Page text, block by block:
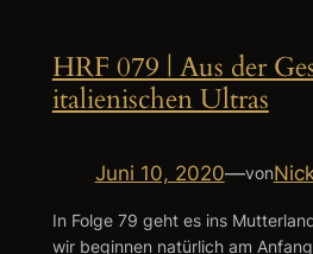
HRF 079 | Aus der
italienischen Ultras
Juni 10, 2020—von
In Folge 79 geht es ins
wir beginnen natürlich am